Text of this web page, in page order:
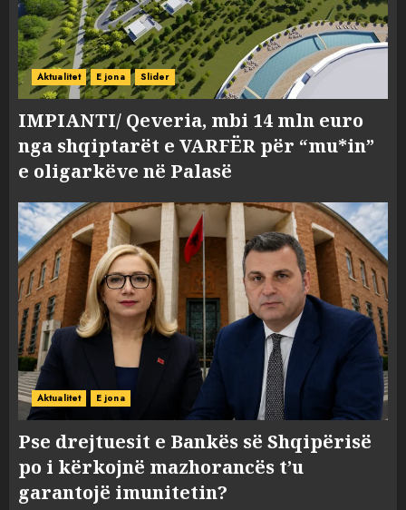
Aktualitet E jona Slider
IMPIANTI/ Qeveria, mbi 14 mln euro
nga shqiptarët e VARFËR për “mu*in”
e oligarkëve në Palasë
Aktualitet E jona
Pse drejtuesit e Bankës së Shqipërisë
po i kërkojnë mazhorancës t’u
garantojë imunitetin?